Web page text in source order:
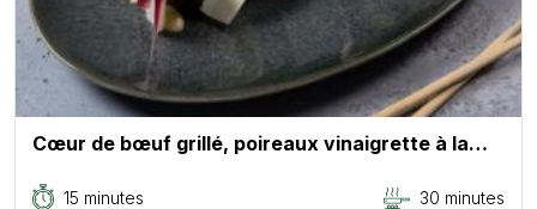
Cœur de bœuf grillé, poireaux vinaigrette à la…
15 minutes 30 minutes